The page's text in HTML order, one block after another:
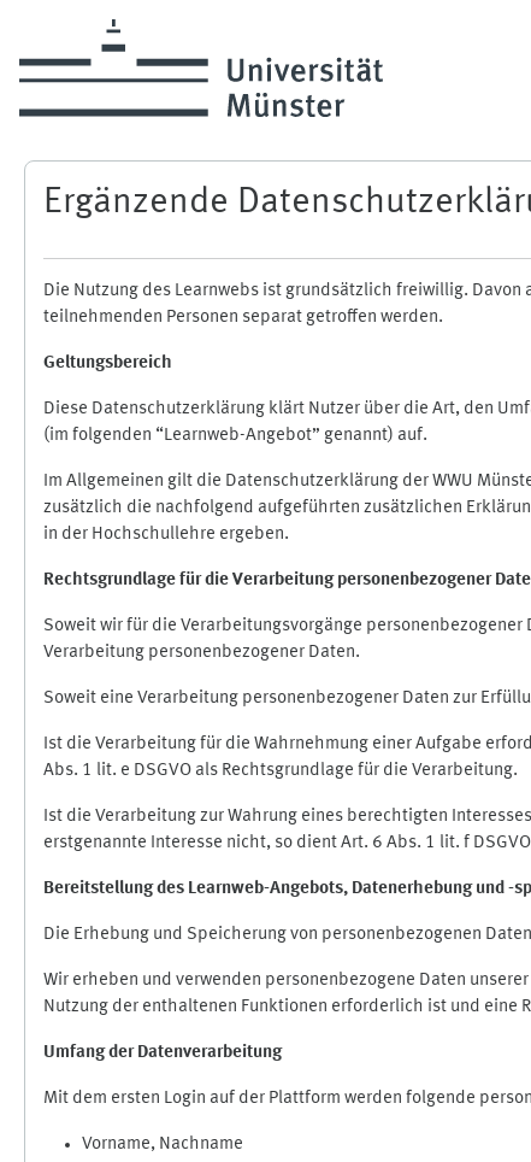
Ergänzende
Die Nutzung des Learnwebs ist grundsätzlich freiwillig.
teilnehmenden Personen separat getroffen werden.
Geltungsbereich
Diese Datenschutzerklärung klärt Nutzer über die Art, den
(im folgenden “Learnweb-Angebot” genannt) auf.
Im Allgemeinen gilt die Datenschutzerklärung der WWU
zusätzlich die nachfolgend aufgeführten zusätzlichen
in der Hochschullehre ergeben.
Rechtsgrundlage für die Verarbeitung personenbezogener
Soweit wir für die Verarbeitungsvorgänge
Verarbeitung personenbezogener Daten.
Soweit eine Verarbeitung personenbezogener Daten zur
Ist die Verarbeitung für die Wahrnehmung einer Aufgabe
Abs. 1 lit. e DSGVO als Rechtsgrundlage für die Verarbeitung.
Ist die Verarbeitung zur Wahrung eines berechtigten
erstgenannte Interesse nicht, so dient Art. 6 Abs. 1 lit. f
Bereitstellung des Learnweb-Angebots, Datenerhebung und -
Die Erhebung und Speicherung von personenbezogenen
Wir erheben und verwenden personenbezogene Daten
Nutzung der enthaltenen Funktionen erforderlich ist und eine
Umfang der Datenverarbeitung
Mit dem ersten Login auf der Plattform werden folgende
Vorname, Nachname